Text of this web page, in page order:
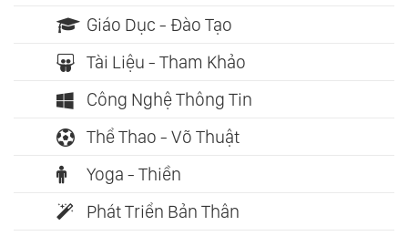
Giáo Dục - Đào Tạo
Tài Liệu - Tham Khảo
Công Nghệ Thông Tin
Thể Thao - Võ Thuật
Yoga - Thiền
Phát Triển Bản Thân